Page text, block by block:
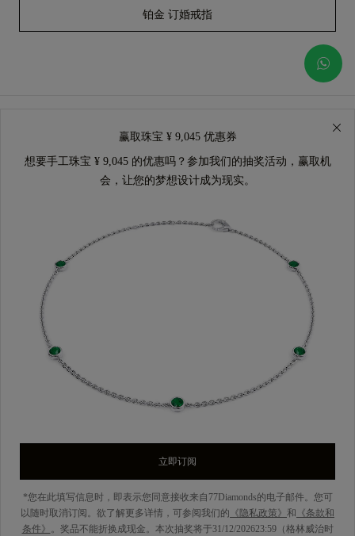
铂金 订婚戒指
赢取珠宝 ¥ 9,045 优惠券
想要手工珠宝 ¥ 9,045 的优惠吗？参加我们的抽奖活动，赢取机
会，让您的梦想设计成为现实。
立即订阅
*您在此填写信息时，即表示您同意接收来自77Diamonds的电子邮件。您可
以随时取消订阅。欲了解更多详情，可参阅我们的 《隐私政策》 和 《条款和
条件》
。奖品不能折换成现金。本次抽奖将于31/12/202623:59（格林威治时